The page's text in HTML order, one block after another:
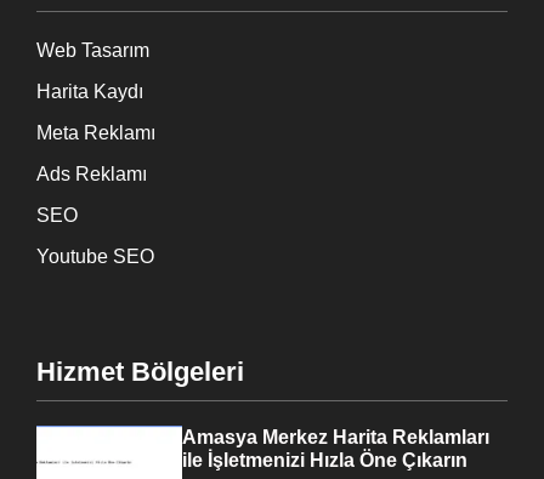
Web Tasarım
Harita Kaydı
Meta Reklamı
Ads Reklamı
SEO
Youtube SEO
Hizmet Bölgeleri
Amasya Merkez Harita Reklamları
ile İşletmenizi Hızla Öne Çıkarın